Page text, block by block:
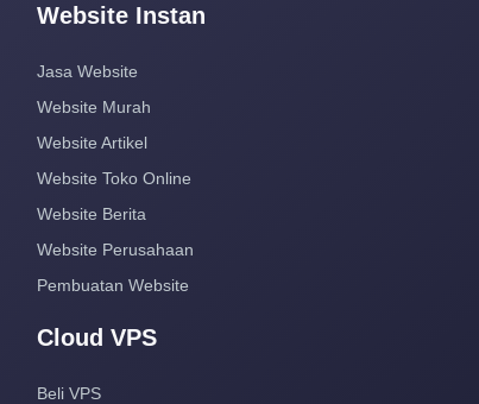
Website Instan
Jasa Website
Website Murah
Website Artikel
Website Toko Online
Website Berita
Website Perusahaan
Pembuatan Website
Cloud VPS
Beli VPS